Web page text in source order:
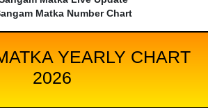
Matka Number Chart
YEARLY CHART
2026